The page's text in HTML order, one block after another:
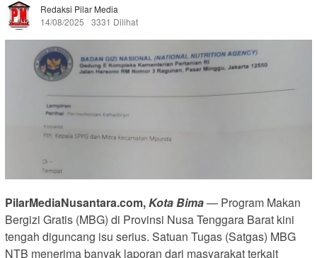
Redaksi Pilar Media
14/08/2025
3331 Dilihat
PilarMediaNusantara.com,Kota Bima— Program Makan
Bergizi Gratis (MBG) di Provinsi Nusa Tenggara Barat kini
tengah diguncang isu serius. Satuan Tugas (Satgas) MBG
NTB menerima banyak laporan dari masyarakat terkait